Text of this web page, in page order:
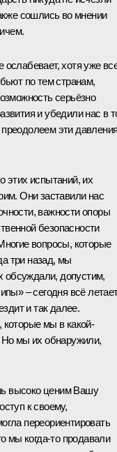
сошлись во мнении
хотя уже
по тем странам,
серьёзно
и убедили нас в
эти
этих испытаний, их
Они заставили нас
важности опоры
безопасности
вопросы, которые
три назад, мы
допустим,
– сегодня всё
и так далее.
мы в какой-
Но мы их обнаружили,
высоко ценим Вашу
к своему,
переориентировать
мы когда-то продавали